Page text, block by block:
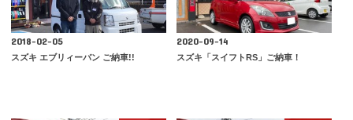
2018-02-05
スズキ エブリィーバン ご納車!!
2020-09-14
スズキ「スイフトRS」ご納車！